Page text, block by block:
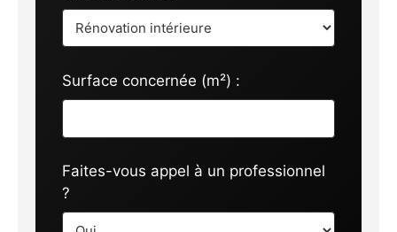
Surface concernée (m²) :
Faites-vous appel à un professionnel
?